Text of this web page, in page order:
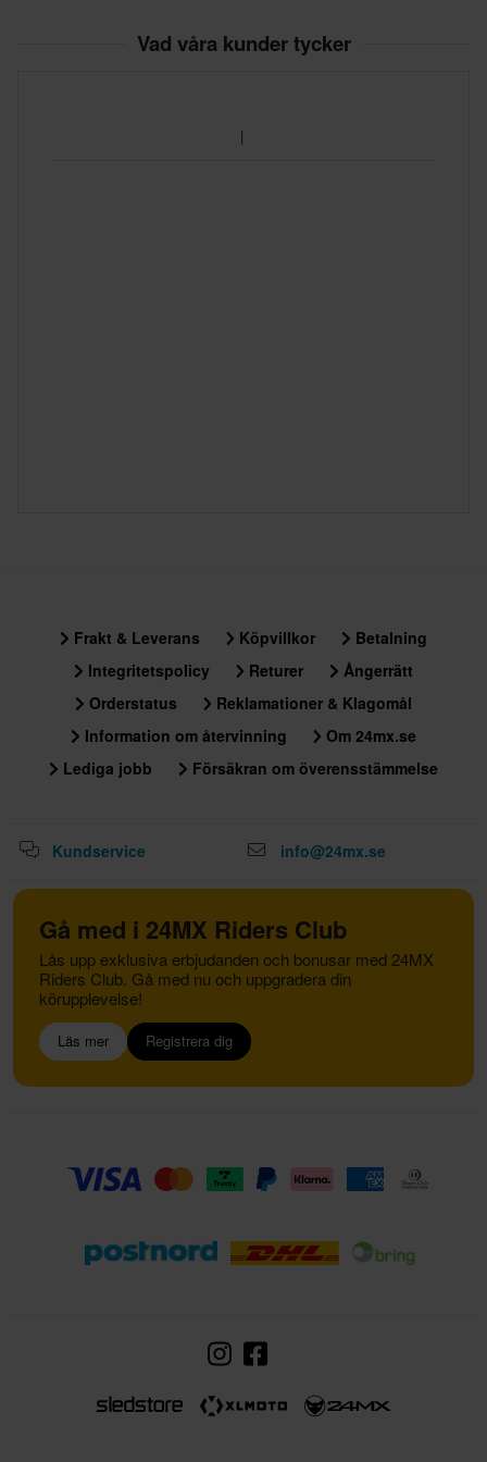
• Extra fack för tältväggar
• Mått: B 28,5 cm x H 34,5 cm x L 170 cm
Vad våra kunder tycker
Frakt & Leverans Köpvillkor
Betalning
Integritetspolicy
Returer
Ångerrätt
Orderstatus
Reklamationer & Klagomål
Information om återvinning
Om 24mx.se
Lediga jobb
Försäkran om överensstämmelse
Kundservice info@24mx.se
Gå med i 24MX Riders Club
Lås upp exklusiva erbjudanden och bonusar med 24MX
Riders Club. Gå med nu och uppgradera din
körupplevelse!
Läs mer Registrera dig